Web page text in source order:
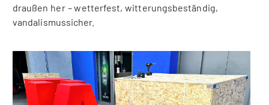
draußen her – wetterfest, witterungsbeständig,
vandalismussicher.